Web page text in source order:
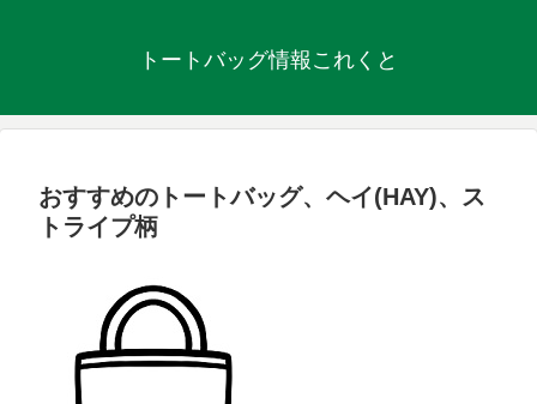
トートバッグ情報これくと
おすすめのトートバッグ、ヘイ(HAY)、ス
トライプ柄